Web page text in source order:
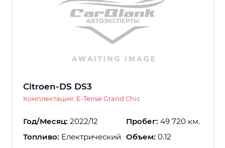
Citroen-DS DS3
Комплектация: E-Tense Grand Chic
Год/Месяц: 2022/12 Пробег: 49 720 км.
Топливо: Електрический Объем: 0.12